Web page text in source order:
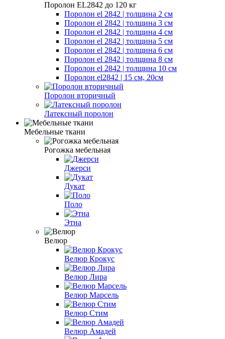
Поролон EL2842 до 120 кг
Поролон el 2842 | толщина 2 см
Поролон el 2842 | толщина 3 см
Поролон el 2842 | толщина 4 см
Поролон el 2842 | толщина 5 см
Поролон el 2842 | толщина 6 см
Поролон el 2842 | толщина 8 см
Поролон el 2842 | толщина 10 см
Поролон el2842 | 15 см, 20см
Поролон вторичный
Латексный поролон
Мебельные ткани
Рогожка мебельная
Джерси
Дукат
Поло
Этна
Велюр
Велюр Крокус
Велюр Лира
Велюр Марсель
Велюр Стим
Велюр Амадей